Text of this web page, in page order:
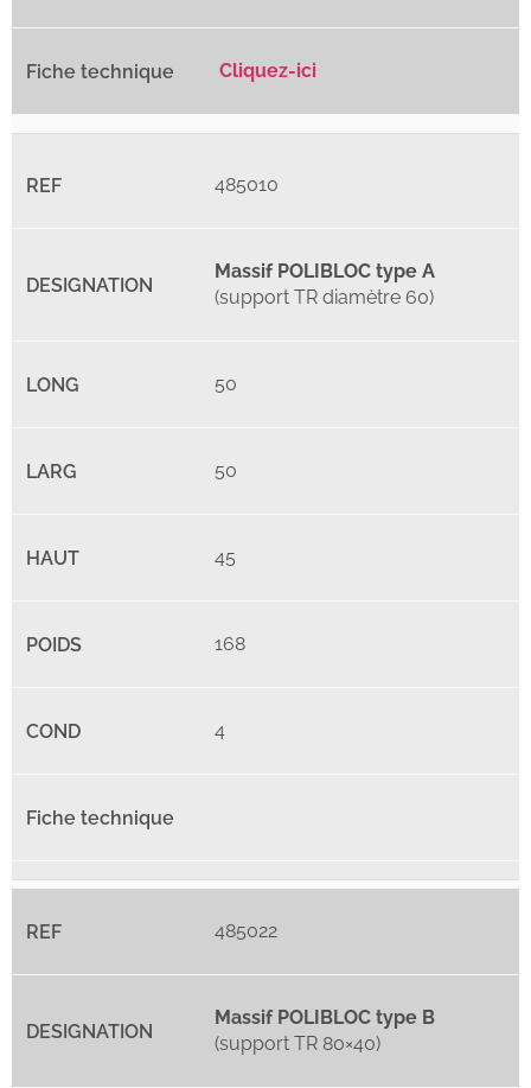
Cliquez-ici
485010
Massif POLIBLOC type A
(support TR diamètre 60)
50
50
45
168
4
485022
Massif POLIBLOC type B
(support TR 80×40)